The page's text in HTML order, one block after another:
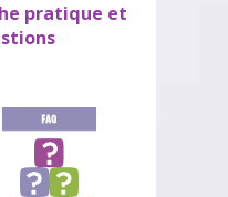
pratique et